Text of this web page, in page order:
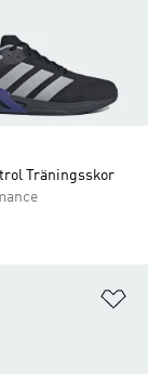
Träningsskor